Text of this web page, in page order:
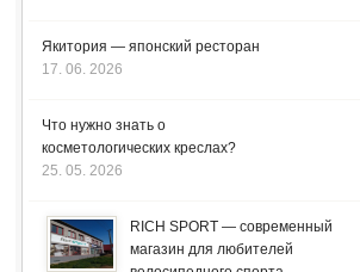
Якитория — японский ресторан
17. 06. 2026
Что нужно знать о
косметологических креслах?
25. 05. 2026
RICH SPORT — современный
магазин для любителей